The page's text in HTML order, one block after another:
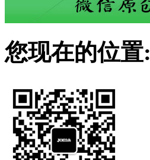
您现在的位置: